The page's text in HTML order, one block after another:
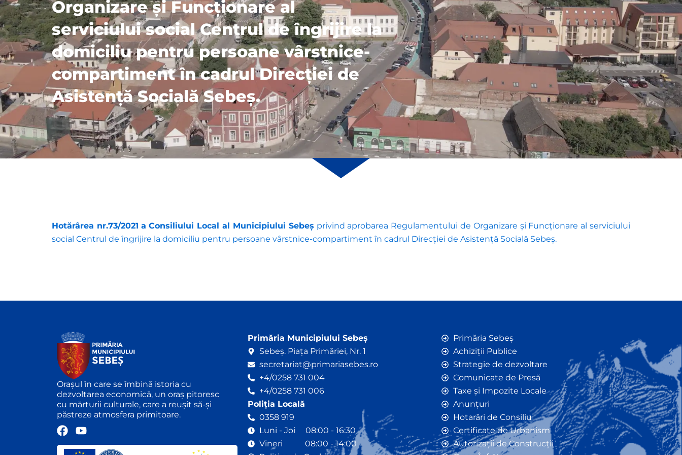
Organizare și Funcționare al
serviciului social Centrul de îngrijire la
domiciliu pentru persoane vârstnice-
compartiment în cadrul Direcției de
Asistență Socială Sebeș.
Hotărârea nr.73/2021 a Consiliului Local al Municipiului Sebeș privind aprobarea Regulamentului de Organizare și Funcționare al serviciului
social Centrul de îngrijire la domiciliu pentru persoane vârstnice-compartiment în cadrul Direcției de Asistență Socială Sebeș.
Orașul în care se îmbină istoria cu
dezvoltarea economică, un oraș pitoresc
cu mărturii culturale, care a reușit să-și
păstreze atmosfera primitoare.
F
Y
Primăria Municipiului Sebeș
Sebeș. Piața Primăriei, Nr. 1
secretariat@primariasebes.ro
+4/0258 731 004
+4/0258 731 006
Poliția Locală
0358 919
Luni - Joi 08:00 - 16:30
Vineri 08:00 - 14:00
Primăria Sebeș
Achiziții Publice
Strategie de dezvoltare
Comunicate de Presă
Taxe și Impozite Locale
Anunțuri
Hotarâri de Consiliu
Certificate de Urbanism
Autorizații de Construcții